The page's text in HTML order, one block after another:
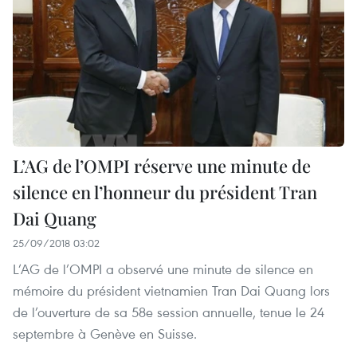
L’AG de l’OMPI réserve une minute de
silence en l’honneur du président Tran
Dai Quang
25/09/2018 03:02
‎L’AG de l’OMPI a observé une minute de silence en
mémoire du président vietnamien Tran Dai Quang lors
de l’ouverture de sa 58e session annuelle, tenue le 24
septembre à Genève en Suisse.